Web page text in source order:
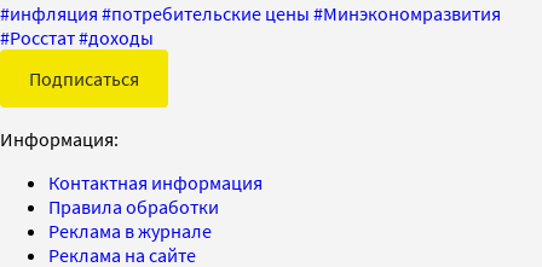
#инфляция #потребительские цены #Минэкономразвития
#Росстат#доходы
Подписаться
Информация:
Контактная информация
Правила обработки
Реклама в журнале
Реклама на сайте